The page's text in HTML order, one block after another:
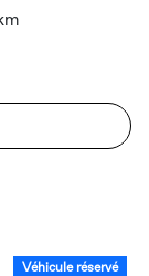
Véhicule réservé